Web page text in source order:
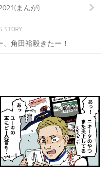
まんが)
STORY
角田裕毅きたー！